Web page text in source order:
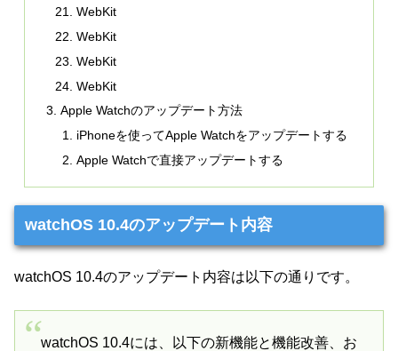
WebKit
WebKit
WebKit
WebKit
Apple Watchのアップデート方法
iPhoneを使ってApple Watchをアップデートする
Apple Watchで直接アップデートする
watchOS 10.4のアップデート内容
watchOS 10.4のアップデート内容は以下の通りです。
watchOS 10.4には、以下の新機能と機能改善、お